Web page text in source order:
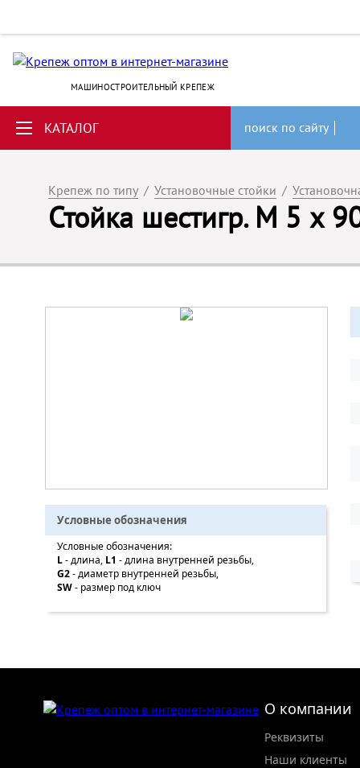
МАШИНОСТРОИТЕЛЬНЫЙ КРЕПЕЖ
КАТАЛОГ поиск по сайту
Крепеж по типу / Установочные стойки /
Стойка шестигр. M 5 х
Условные обозначения
Условные обозначения:
L- длина, L1 - длина внутренней резьбы,
G2- диаметр внутренней резьбы,
SW- размер под ключ
О компании
Реквизиты
Наши клиенты